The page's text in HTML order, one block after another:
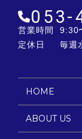
053-
営業時間
9:30
定休日
毎週
HOME
ABOUT US